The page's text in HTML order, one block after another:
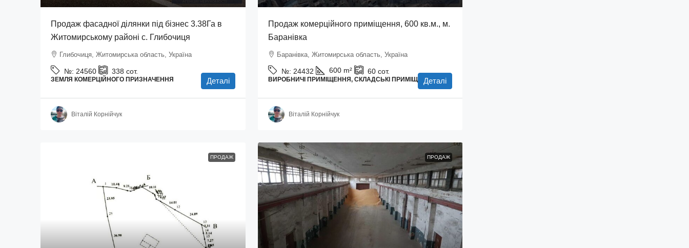
Продаж фасадної ділянки під бізнес 3.38Га в
Житомирському районі с. Глибочиця
Глибочиця, Житомирська область, Україна
№: 24560 338 сот.
ЗЕМЛЯ КОМЕРЦІЙНОГО ПРИЗНАЧЕННЯ Деталі
Віталій Корнійчук
Продаж комерційного приміщення, 600 кв.м., м.
Баранівка
Баранівка, Житомирська область, Україна
№: 24432 600 m² 60сот.
ВИРОБНИЧІ ПРИМІЩЕННЯ, СКЛАДСЬКІ ПРИМІЩЕННЯДеталі
Віталій Корнійчук
ПРОДАЖ ПРОДАЖ